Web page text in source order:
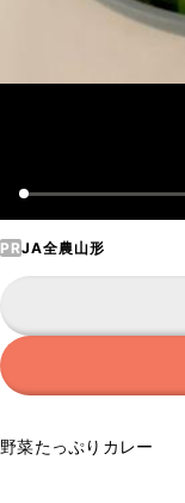
PRJA全農山形
野菜たっぷりカレー